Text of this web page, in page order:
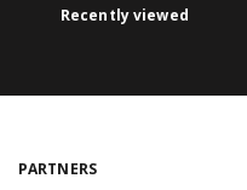
Recently viewed
PARTNERS